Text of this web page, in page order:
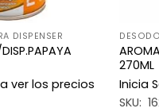
DISPENSER
ver los precios
270ML
Inicia
SKU: